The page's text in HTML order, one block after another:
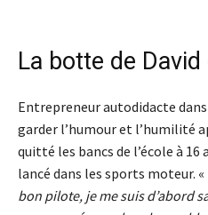
La botte de
Entrepreneur autodidacte dans
garder l’humour et l’humilité
quitté les bancs de l’école à
lancé dans les sports moteur. «
bon pilote, je me suis d’abord